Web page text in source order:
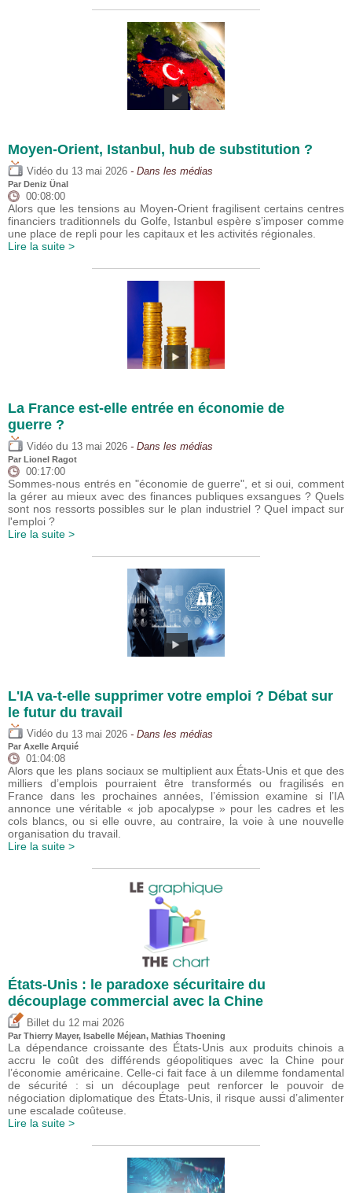
Moyen-Orient, Istanbul, hub de substitution ?
Vidéo du 13 mai 2026 - Dans les médias
Par Deniz Ünal
00:08:00
Alors que les tensions au Moyen-Orient fragilisent certains centres
financiers traditionnels du Golfe, Istanbul espère s’imposer comme
une place de repli pour les capitaux et les activités régionales.
Lire la suite >
La France est-elle entrée en économie de
guerre ?
Vidéo du 13 mai 2026 - Dans les médias
Par Lionel Ragot
00:17:00
Sommes-nous entrés en "économie de guerre", et si oui, comment
la gérer au mieux avec des finances publiques exsangues ? Quels
sont nos ressorts possibles sur le plan industriel ? Quel impact sur
l'emploi ?
Lire la suite >
L'IA va-t-elle supprimer votre emploi ? Débat sur
le futur du travail
Vidéo du 13 mai 2026 - Dans les médias
Par Axelle Arquié
01:04:08
Alors que les plans sociaux se multiplient aux États-Unis et que des
milliers d’emplois pourraient être transformés ou fragilisés en
France dans les prochaines années, l’émission examine si l’IA
annonce une véritable « job apocalypse » pour les cadres et les
cols blancs, ou si elle ouvre, au contraire, la voie à une nouvelle
organisation du travail.
Lire la suite >
États-Unis : le paradoxe sécuritaire du
découplage commercial avec la Chine
Billet du 12 mai 2026
Par Thierry Mayer, Isabelle Méjean, Mathias Thoening
La dépendance croissante des États-Unis aux produits chinois a
accru le coût des différends géopolitiques avec la Chine pour
l’économie américaine. Celle-ci fait face à un dilemme fondamental
de sécurité : si un découplage peut renforcer le pouvoir de
négociation diplomatique des États-Unis, il risque aussi d’alimenter
une escalade coûteuse.
Lire la suite >